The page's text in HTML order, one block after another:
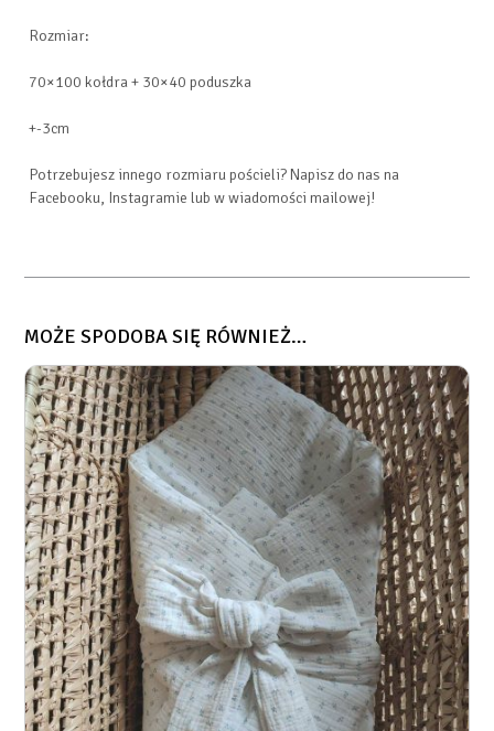
Rozmiar:
70×100 kołdra + 30×40 poduszka
+-3cm
Potrzebujesz innego rozmiaru pościeli? Napisz do nas na
Facebooku, Instagramie lub w wiadomości mailowej!
MOŻE SPODOBA SIĘ RÓWNIEŻ…